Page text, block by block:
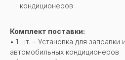
кондиционеров
Комплект поставки:
• 1 шт. – Установка для
автомобильных кондиционеров